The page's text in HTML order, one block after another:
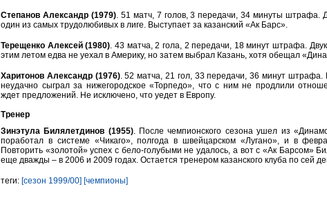
Степанов Александр (1979). 51 матч, 7 голов, 3 передачи, 34 минуты штрафа.
один из самых трудолюбивых в лиге. Выступает за казанский «Ак Барс».
Терещенко Алексей (1980). 43 матча, 2 гола, 2 передачи, 18 минут штрафа.
этим летом едва не уехал в Америку, но затем выбрал Казань, хотя обещал
Харитонов Александр (1976). 52 матча, 21 гол, 33 передачи, 36 минут
неудачно сыграл за нижегородское «Торпедо», что с ним не продлили
ждет предложений. Не исключено, что уедет в Европу.
Тренер
Зинэтула Билялетдинов (1955). После чемпионского сезона ушел из
поработал в системе «Чикаго», полгода в швейцарском «Лугано», и в
Повторить «золотой» успех с бело-голубыми не удалось, а вот с «Ак Барсом»
еще дважды – в 2006 и 2009 годах. Остается тренером казанского клуба по сей
теги: [сезон 1999/00] [чемпионы]